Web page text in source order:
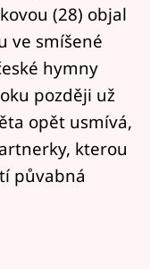
(28) objal
ve smíšené
hymny
později už
opět usmívá,
kterou
půvabná